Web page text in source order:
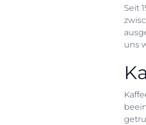
Seit
uns